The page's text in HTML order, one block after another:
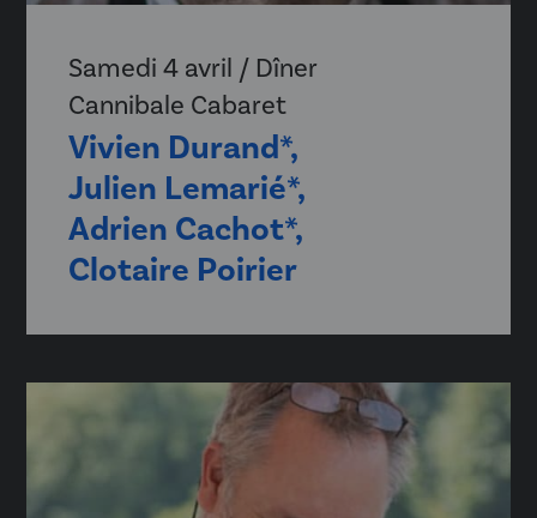
Samedi 4 avril / Dîner
Cannibale Cabaret
Vivien Durand*,
Julien Lemarié*,
Adrien Cachot*,
Clotaire Poirier